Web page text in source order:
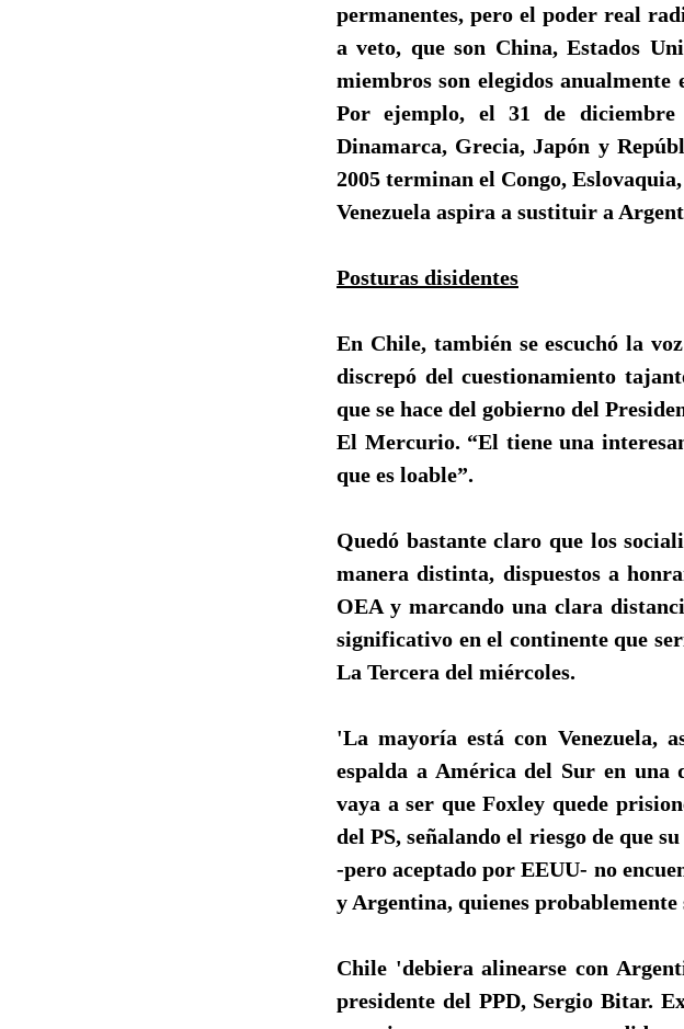
permanentes, pero el poder real
a veto, que son China, Estados
miembros son elegidos anualmente
Por ejemplo, el 31 de
Dinamarca, Grecia, Japón y
2005 terminan el Congo,
Venezuela aspira a sustituir a
Posturas disidentes
En Chile, también se escuchó la
discrepó del cuestionamiento
que se hace del gobierno del
El Mercurio. “El tiene una
que es loable”.
Quedó bastante claro que los
manera distinta, dispuestos a
OEA y marcando una clara
significativo en el continente que
La Tercera del miércoles.
'La mayoría está con Venezuela,
espalda a América del Sur en una
vaya a ser que Foxley quede
del PS, señalando el riesgo de que
-pero aceptado por EEUU- no
y Argentina, quienes
Chile 'debiera alinearse con
presidente del PPD, Sergio Bitar.